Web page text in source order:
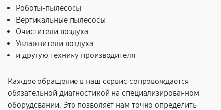
Роботы-пылесосы
Вертикальные пылесосы
Очистители воздуха
Увлажнители воздуха
и другую технику производителя
Каждое обращение в наш сервис сопровождается
обязательной диагностикой на специализированном
оборудовании. Это позволяет нам точно определить